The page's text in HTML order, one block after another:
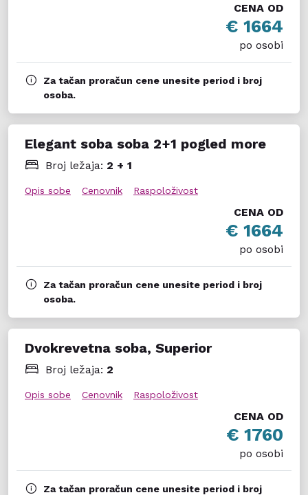
CENA OD
€ 1664
po osobi
Za tačan proračun cene unesite period i broj
osoba.
Elegant soba soba 2+1 pogled more
Broj ležaja: 2 + 1
Opis sobe Cenovnik Raspoloživost
CENA OD
€ 1664
po osobi
Za tačan proračun cene unesite period i broj
osoba.
Dvokrevetna soba, Superior
Broj ležaja: 2
Opis sobe Cenovnik Raspoloživost
CENA OD
€ 1760
po osobi
Za tačan proračun cene unesite period i broj